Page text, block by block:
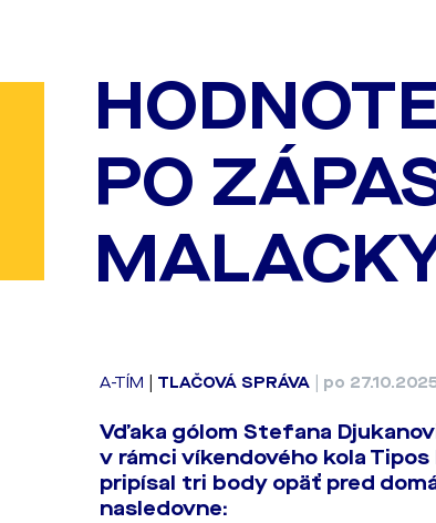
PO
A-TÍM TLAČOVÁ SPRÁVA po
Vďaka gólom Stefana
v rámci víkendového kola
pripísal tri body opäť pred
nasledovne: